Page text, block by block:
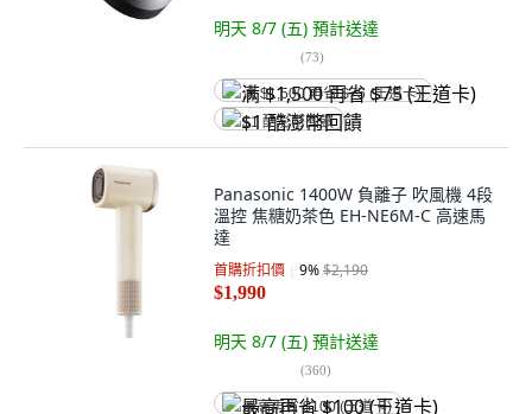
明天 8/7 (五) 預計送達
(73)
满 $1,500 再省 $75 (王道卡)
$1 酷澎幣回饋
Panasonic 1400W 負離子 吹風機 4段
溫控 焦糖奶茶色 EH-NE6M-C 高速馬
達
首購折扣價 9%$2,190
$1,990
明天 8/7 (五) 預計送達
(360)
最高再省 $100 (王道卡)